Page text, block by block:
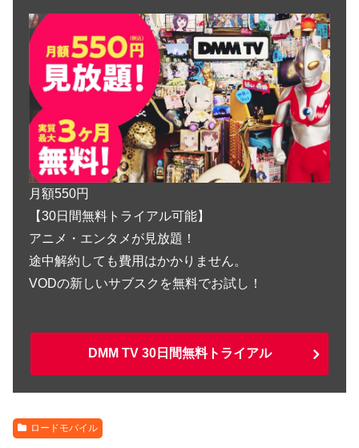
月額550円
【30日間無料トライアル可能】
アニメ・エンタメが見放題！
途中解約しても費用はかかりません。
VODの新しいサブスクを無料でお試し！
DMM TV 30日間無料トライアル
ロードモバイル